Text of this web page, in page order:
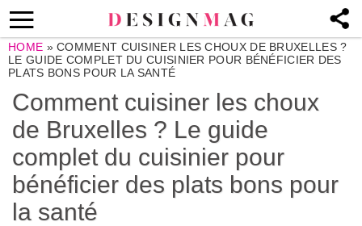
HOME »COMMENT CUISINER LES CHOUX DE BRUXELLES ?
LE GUIDE COMPLET DU CUISINIER POUR BÉNÉFICIER DES
PLATS BONS POUR LA SANTÉ
Comment cuisiner les choux
de Bruxelles ? Le guide
complet du cuisinier pour
bénéficier des plats bons pour
la santé